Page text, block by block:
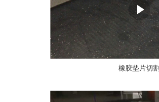
橡胶垫片切割